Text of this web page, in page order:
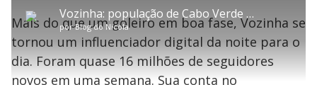
P
l
Vozinha: população de Cabo Verde já quer homenagear goleiro com nome em estádio
porBlog do Nicola
t
a
r
1
0
s
e
g
n
n
ç
a
1
0
s
u
4
.
8
2
%
l
s
c
e
e
n
a
r
i
Mais do que um goleiro em boa fase, Vozinha se
tornou um influenciador digital da noite para o
dia. Foram quase 16 milhões de seguidores
novos em uma semana. Sua conta no